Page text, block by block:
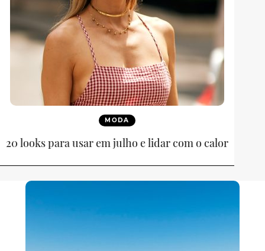
MODA
20 looks para usar em julho e lidar com o calor